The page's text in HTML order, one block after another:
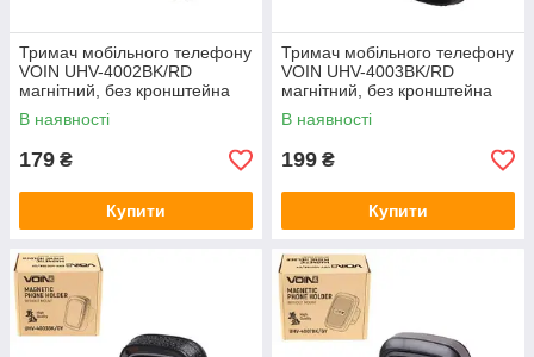
Тримач мобільного телефону
VOIN UHV-4002BK/RD
магнітний, без кронштейна
В наявності
179 ₴
Купити
Тримач мобільного телефону
VOIN UHV-4003BK/RD
магнітний, без кронштейна
В наявності
199 ₴
Купити